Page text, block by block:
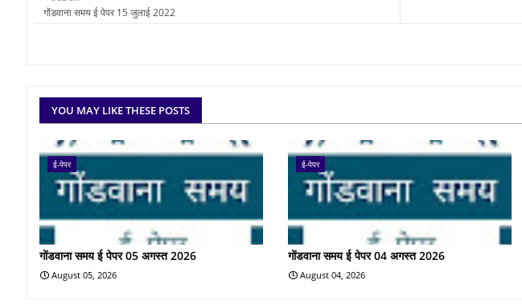
गोंडवाना समय ई पेपर 15 जुलाई 2022
YOU MAY LIKE THESE POSTS
ई-पेपर
गोंडवाना समय ई पेपर 05 अगस्त 2026
August 05, 2026
ई-पेपर
गोंडवाना समय ई पेपर 04 अगस्त 2026
August 04, 2026